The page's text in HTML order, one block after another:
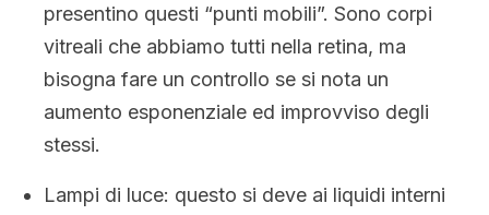
presentino questi “punti mobili”. Sono corpi
vitreali che abbiamo tutti nella retina, ma
bisogna fare un controllo se si nota un
aumento esponenziale ed improvviso degli
stessi.
Lampi di luce: questo si deve ai liquidi interni